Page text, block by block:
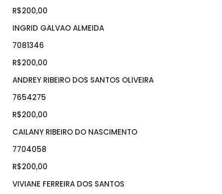
R$200,00
INGRID GALVAO ALMEIDA
7081346
R$200,00
ANDREY RIBEIRO DOS SANTOS OLIVEIRA
7654275
R$200,00
CAILANY RIBEIRO DO NASCIMENTO
7704058
R$200,00
VIVIANE FERREIRA DOS SANTOS